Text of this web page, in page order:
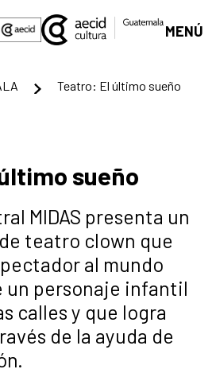
MENÚ
Teatro: El último sueño
sueño
MIDAS presenta un
teatro clown que
al mundo
personaje infantil
calles y que logra
de la ayuda de